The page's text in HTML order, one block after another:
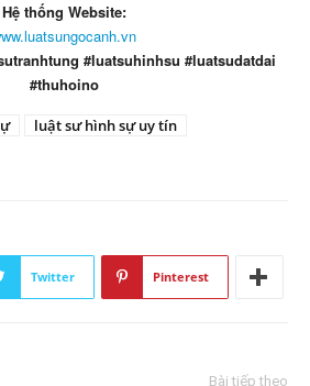
Hệ thống Website:
#luatsuhinhsu #luatsudatdai
#thuhoino
luật sư hình sự uy tín
Twitter Pinterest
Bài tiếp theo